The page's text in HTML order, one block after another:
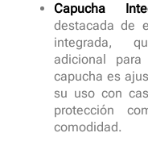
Capucha
destacada de
integrada,
adicional
capucha es
su uso con
protección
comodidad.